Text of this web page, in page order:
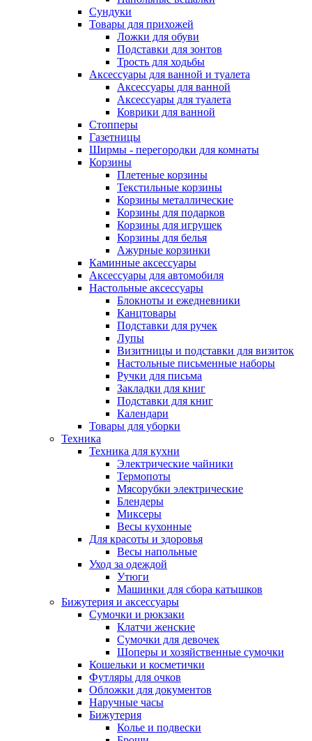
Сундуки
Товары для прихожей
Ложки для обуви
Подставки для зонтов
Трость для ходьбы
Аксессуары для ванной и туалета
Аксессуары для ванной
Аксессуары для туалета
Коврики для ванной
Стопперы
Газетницы
Ширмы - перегородки для комнаты
Корзины
Плетеные корзины
Текстильные корзины
Корзины металлические
Корзины для подарков
Корзины для игрушек
Корзины для белья
Ажурные корзинки
Каминные аксессуары
Аксессуары для автомобиля
Настольные аксессуары
Блокноты и ежедневники
Канцтовары
Подставки для ручек
Лупы
Визитницы и подставки для визиток
Настольные письменные наборы
Ручки для письма
Закладки для книг
Подставки для книг
Календари
Товары для уборки
Техника
Техника для кухни
Электрические чайники
Термопоты
Мясорубки электрические
Блендеры
Миксеры
Весы кухонные
Для красоты и здоровья
Весы напольные
Уход за одеждой
Утюги
Машинки для сбора катышков
Бижутерия и аксессуары
Сумочки и рюкзаки
Клатчи женские
Сумочки для девочек
Шоперы и хозяйственные сумочки
Кошельки и косметички
Футляры для очков
Обложки для документов
Наручные часы
Бижутерия
Колье и подвески